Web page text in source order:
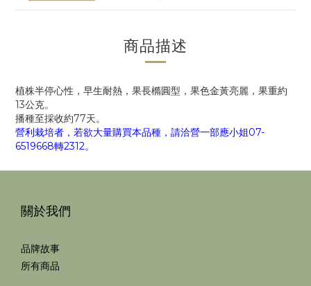
商品描述
植株半停心性，早生耐熱，果長橢圓型，果色金黃亮麗，果重約
13公克。
播種至採收約77天。
營利栽培者，若欲大量購買本品種，請洽營一部應小姐07-
6519668轉2312。
關於我們
品牌故事
所有商品